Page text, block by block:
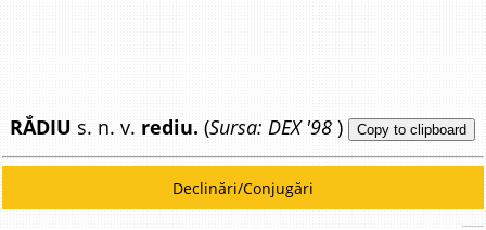
RẮDIU s. n. v. rediu. (Sursa: DEX '98 ) Copy to clipboard
Declinări/Conjugări